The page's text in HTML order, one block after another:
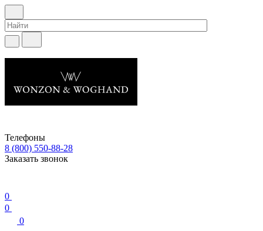
Телефоны
8 (800) 550-88-28
Заказать звонок
0
0
0